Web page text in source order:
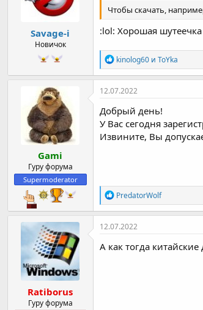
Savage-i
Новичок
Чтобы скачать,
:lol: Хорошая шутеечка
Р
е
а
к
и
и
:
kinolog60и ToYka
Gami
Гуру форума
Supermoderator
12.07.2022
Добрый день!
У Вас сегодня
Извините, Вы
Р
е
а
к
и
и
PredatorWolf
Ratiborus
Гуру форума
12.07.2022
А как тогда